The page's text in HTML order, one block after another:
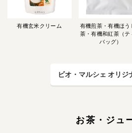
有機玄米クリーム
有機煎茶・有機ほう
茶・有機和紅茶（テ
バッグ）
ビオ・マルシェ オリジ
お茶・ジュ